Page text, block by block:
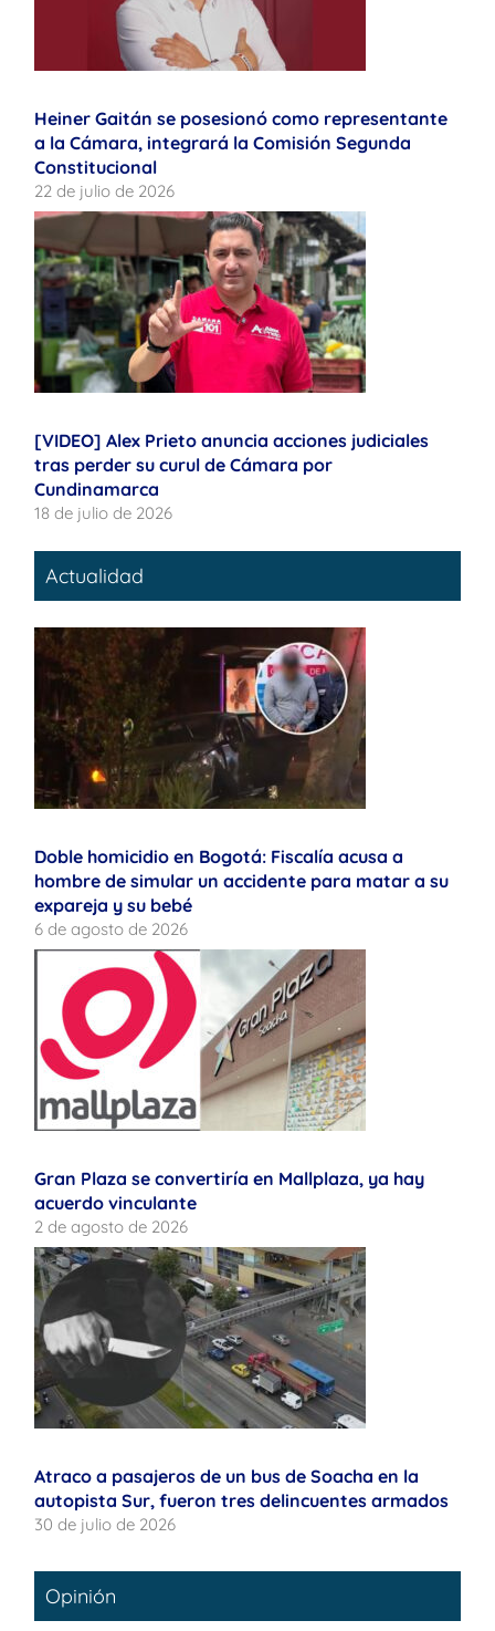
Heiner Gaitán se posesionó como representante
a la Cámara, integrará la Comisión Segunda
Constitucional
22 de julio de 2026
[VIDEO] Alex Prieto anuncia acciones judiciales
tras perder su curul de Cámara por
Cundinamarca
18 de julio de 2026
Actualidad
Doble homicidio en Bogotá: Fiscalía acusa a
hombre de simular un accidente para matar a su
expareja y su bebé
6 de agosto de 2026
Gran Plaza se convertiría en Mallplaza, ya hay
acuerdo vinculante
2 de agosto de 2026
Atraco a pasajeros de un bus de Soacha en la
autopista Sur, fueron tres delincuentes armados
30 de julio de 2026
Opinión